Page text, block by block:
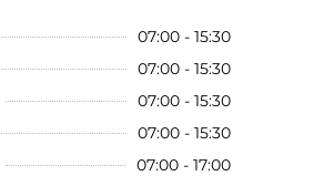
07:00 - 15:30
07:00 - 15:30
07:00 - 15:30
07:00 - 15:30
07:00 - 17:00